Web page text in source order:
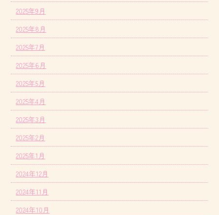
2025年9月
2025年8月
2025年7月
2025年6月
2025年5月
2025年4月
2025年3月
2025年2月
2025年1月
2024年12月
2024年11月
2024年10月